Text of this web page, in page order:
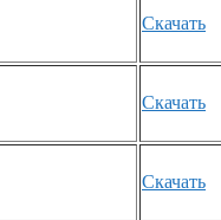
Скачать
Скачать
Скачать